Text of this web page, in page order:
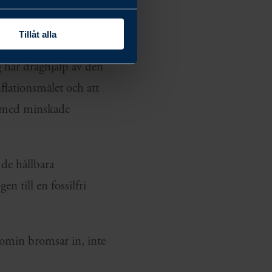
Tillåt alla
till 58,1. Även
draghjälp av den
och att
minskade
hållbara
till en fossilfri
bromsar in, inte